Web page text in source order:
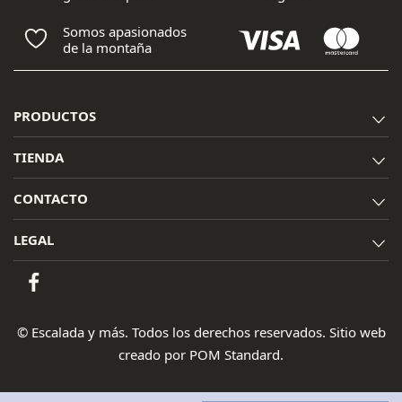
Somos apasionados
de la montaña
PRODUCTOS
TIENDA
CONTACTO
LEGAL
© Escalada y más. Todos los derechos reservados. Sitio web
creado por POM Standard.